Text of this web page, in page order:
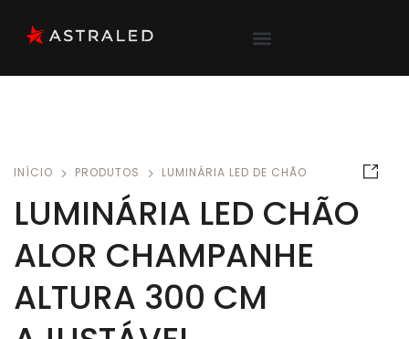
INÍCIO PRODUTOS LUMINÁRIA LED DE CHÃO
LUMINÁRIA LED CHÃO
ALOR CHAMPANHE
ALTURA 300 CM